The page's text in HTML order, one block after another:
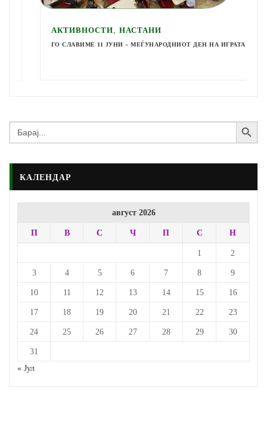
АКТИВНОСТИ,НАСТАНИ
ГО СЛАВИМЕ 11 ЈУНИ – МЕЃУНАРОДНИОТ ДЕН НА ИГРАТА
Search
for:
Search Button
КАЛЕНДАР
август 2026
П В С Ч П С Н
1 2
3 4 5 6 7 8 9
10 11 12 13 14 15 16
17 18 19 20 21 22 23
24 25 26 27 28 29 30
31
« Јул